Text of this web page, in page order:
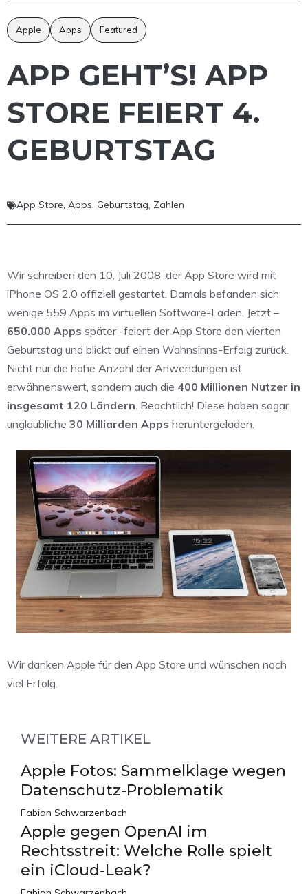
Apple Apps Featured
APP GEHT’S! APP
STORE FEIERT 4.
GEBURTSTAG
App Store, Apps, Geburtstag, Zahlen
Wir schreiben den 10. Juli 2008, der App Store wird mit
iPhone OS 2.0 offiziell gestartet. Damals befanden sich
wenige 559 Apps im virtuellen Software-Laden. Jetzt –
650.000 Apps später -feiert der App Store den vierten
Geburtstag und blickt auf einen Wahnsinns-Erfolg zurück.
Nicht nur die hohe Anzahl der Anwendungen ist
erwähnenswert, sondern auch die 400 Millionen Nutzer in
insgesamt 120 Ländern. Beachtlich! Diese haben sogar
unglaubliche 30 Milliarden Apps heruntergeladen.
Wir danken Apple für den App Store und wünschen noch
viel Erfolg.
WEITERE ARTIKEL
Apple Fotos: Sammelklage wegen
Datenschutz-Problematik
Fabian Schwarzenbach
Apple gegen OpenAI im
Rechtsstreit: Welche Rolle spielt
ein iCloud-Leak?